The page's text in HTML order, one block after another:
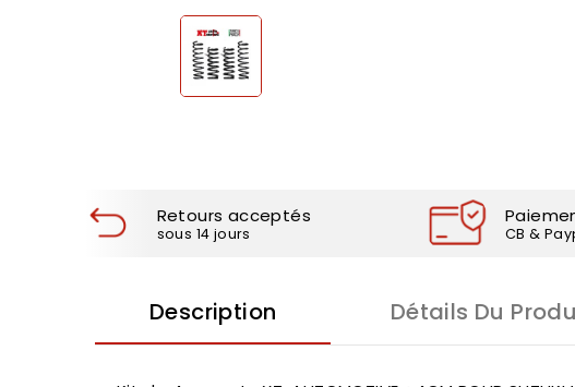
Retours acceptés
sous 14 jours CB &
Description Détails Du